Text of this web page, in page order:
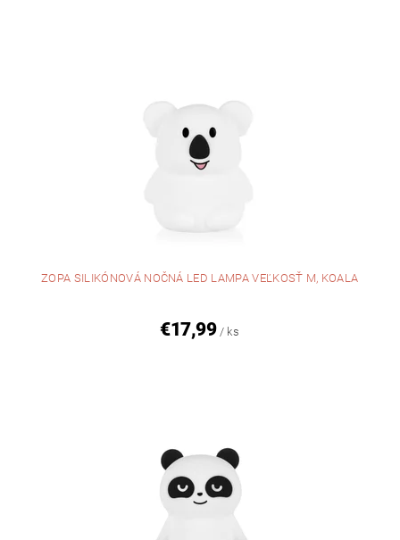
ZOPA SILIKÓNOVÁ NOČNÁ LED LAMPA VEĽKOSŤ M, KOALA
€17,99 / ks